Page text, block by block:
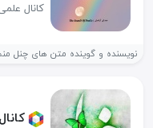
کانال
نویسنده و گوینده متن های چنل